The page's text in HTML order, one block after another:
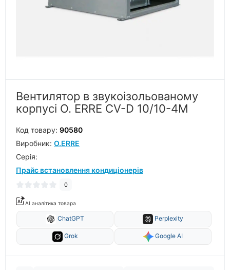
Вентилятор в звукоізольованому
корпусі O. ERRE CV-D 10/10-4M
Код товару: 90580
Виробник: O.ERRE
Серiя:
Прайс встановлення кондиціонерів
0
AI аналітика товара
ChatGPT Perplexity
Grok Google AI